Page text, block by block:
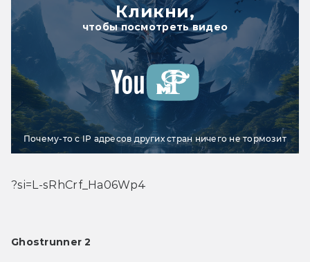
Кликни,
чтобы посмотреть видео
Почему-то с IP адресов других стран ничего не тормозит
?si=L-sRhCrf_Ha06Wp4
Ghostrunner 2